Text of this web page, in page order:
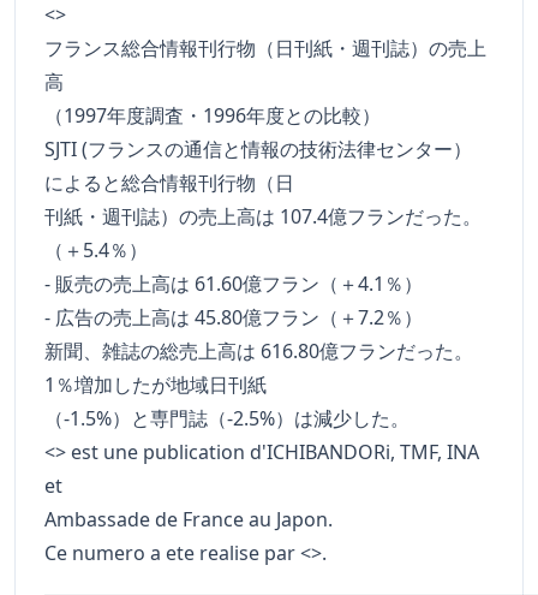
<>
フランス総合情報刊行物（日刊紙・週刊誌）の売上
高
（1997年度調査・1996年度との比較）
SJTI (フランスの通信と情報の技術法律センター）
によると総合情報刊行物（日
刊紙・週刊誌）の売上高は 107.4億フランだった。
（＋5.4％）
- 販売の売上高は 61.60億フラン（＋4.1％）
- 広告の売上高は 45.80億フラン（＋7.2％）
新聞、雑誌の総売上高は 616.80億フランだった。
1％増加したが地域日刊紙
（-1.5%）と専門誌（-2.5%）は減少した。
<> est une publication d'ICHIBANDORi, TMF, INA
et
Ambassade de France au Japon.
Ce numero a ete realise par <>.